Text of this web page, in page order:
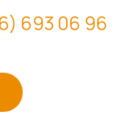
693 06 96